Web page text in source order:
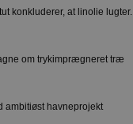
konkluderer, at linolie lugter.
om trykimprægneret træ
ambitiøst havneprojekt